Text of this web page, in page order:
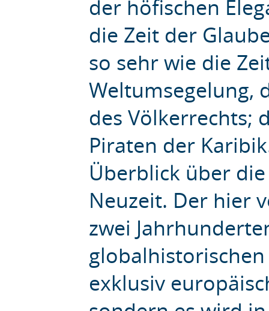
der höfischen
die Zeit der
so sehr wie die
Weltumsegelung,
des Völkerrechts;
Piraten der
Überblick über
Neuzeit. Der hier
zwei
exklusiv